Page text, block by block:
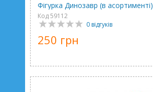
Фігурка Динозавр (в асортименті)
Код 59112
0 відгуків
250 грн